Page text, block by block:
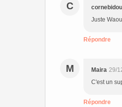
C
Juste
Répondre
M Maira 29/
C'est un
Répondre